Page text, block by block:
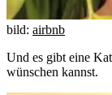
bild: airbnb
Und es gibt eine
wünschen kannst.